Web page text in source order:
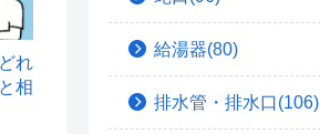
れ
相
給湯器(80)
排水管・排水口(106)